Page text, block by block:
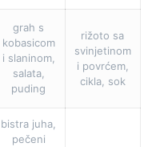
grah s
kobasicom
i slaninom,
salata,
puding
rižoto sa
svinjetinom
i povrćem,
cikla, sok
bistra juha,
pečeni